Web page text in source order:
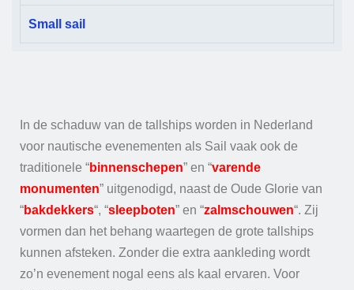
Small sail
In de schaduw van de tallships worden in Nederland
voor nautische evenementen als Sail vaak ook de
traditionele “binnenschepen” en “varende
monumenten” uitgenodigd, naast de Oude Glorie van
“bakdekkers“, “sleepboten” en “zalmschouwen“. Zij
vormen dan het behang waartegen de grote tallships
kunnen afsteken. Zonder die extra aankleding wordt
zo’n evenement nogal eens als kaal ervaren. Voor